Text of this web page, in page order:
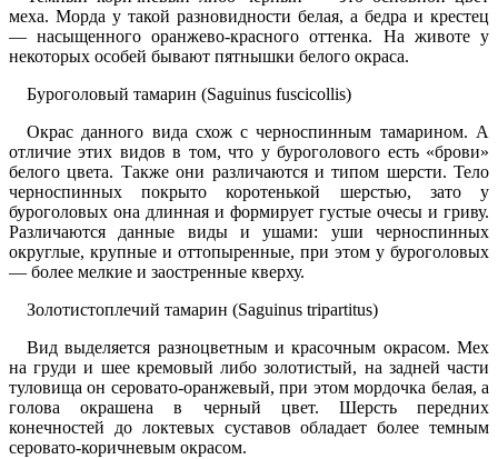
меха. Морда у такой разновидности белая, а бедра и крестец
— насыщенного оранжево-красного оттенка. На животе у
некоторых особей бывают пятнышки белого окраса.
Буроголовый тамарин (Saguinus fuscicollis)
Окрас данного вида схож с черноспинным тамарином. А
отличие этих видов в том, что у буроголового есть «брови»
белого цвета. Также они различаются и типом шерсти. Тело
черноспинных покрыто коротенькой шерстью, зато у
буроголовых она длинная и формирует густые очесы и гриву.
Различаются данные виды и ушами: уши черноспинных
округлые, крупные и оттопыренные, при этом у буроголовых
— более мелкие и заостренные кверху.
Золотистоплечий тамарин (Saguinus tripartitus)
Вид выделяется разноцветным и красочным окрасом. Мех
на груди и шее кремовый либо золотистый, на задней части
туловища он серовато-оранжевый, при этом мордочка белая, а
голова окрашена в черный цвет. Шерсть передних
конечностей до локтевых суставов обладает более темным
серовато-коричневым окрасом.